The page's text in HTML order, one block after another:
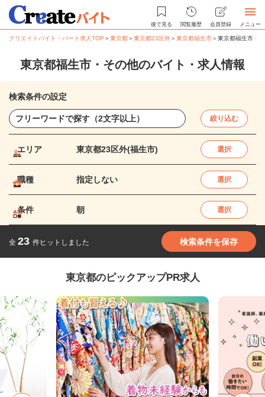
後で見る 閲覧履歴 会員登録 メニュー
クリエイトバイト・パート求人TOP ＞東京都＞東京都23区外＞東京都福生市＞東京都福生市・
東京都福生市・その他のバイト・求人情報
検索条件の設定
絞り込む
エリア 東京都23区外(福生市) 選択
職種 指定しない 選択
条件 朝 選択
全 23 件ヒットしました 検索条件を保存
東京都のピックアップPR求人